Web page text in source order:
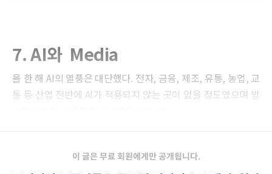
7. AI와 Media
올 한 해 AI의 열풍은 대단했다. 전자, 금융, 제조, 유통, 농업, 교
통 등 산업 전반에 AI가 적용되지 않는 곳이 없을 정도였으며 방
이 글은 무료 회원에게만 공개됩니다.